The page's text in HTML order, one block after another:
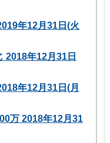
年12月31日(火
2018年12月31日
年12月31日(月
万 2018年12月31